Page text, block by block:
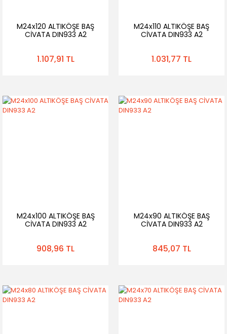
M24x120 ALTIKÖŞE BAŞ
CİVATA DIN933 A2
1.107,91 TL
M24x110 ALTIKÖŞE BAŞ
CİVATA DIN933 A2
1.031,77 TL
M24x100 ALTIKÖŞE BAŞ
CİVATA DIN933 A2
908,96 TL
M24x90 ALTIKÖŞE BAŞ
CİVATA DIN933 A2
845,07 TL